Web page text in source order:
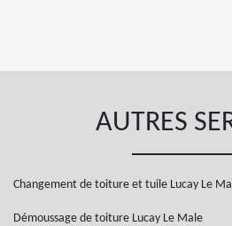
AUTRES
Changement de toiture et tuile Lucay Le
Démoussage de toiture Lucay Le Male